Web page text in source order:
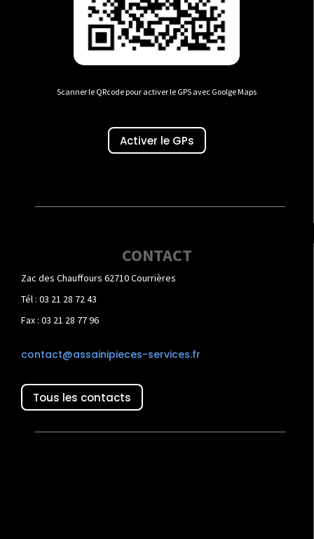
Scanner le QRcode pour activer le GPS avec Goolge Maps
Activer le GPs
CONTACT
Zac des Chauffours 62710 Courrières
Tél : 03 21 28 72 43
Fax : 03 21 28 77 96
contact@assainipieces-services.fr
Tous les contacts